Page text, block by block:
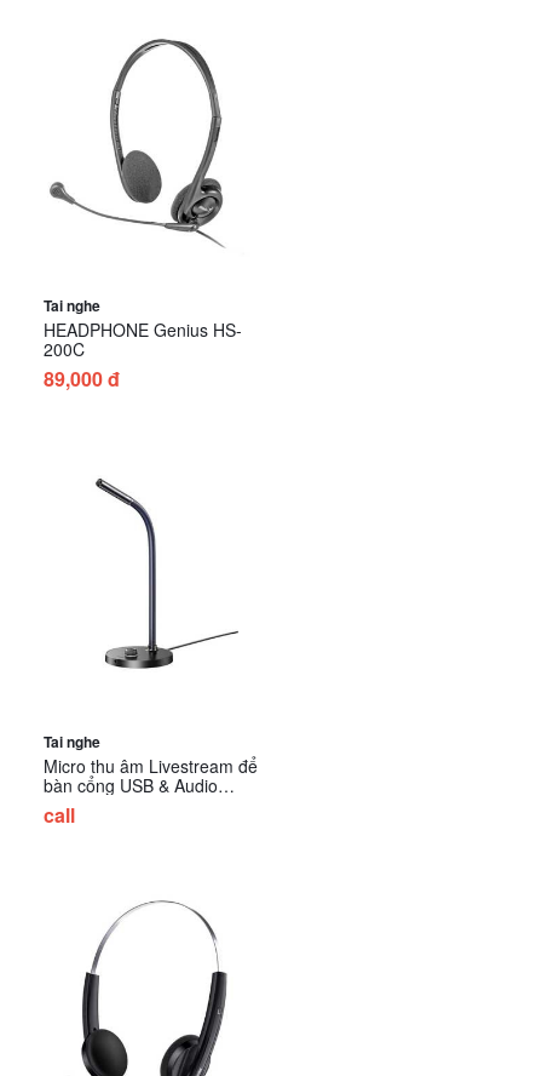
Tai nghe
HEADPHONE Genius HS-
200C
89,000 đ
Tai nghe
Micro thu âm Livestream để
bàn cổng USB & Audio
3.5mm Ugreen 90416
call